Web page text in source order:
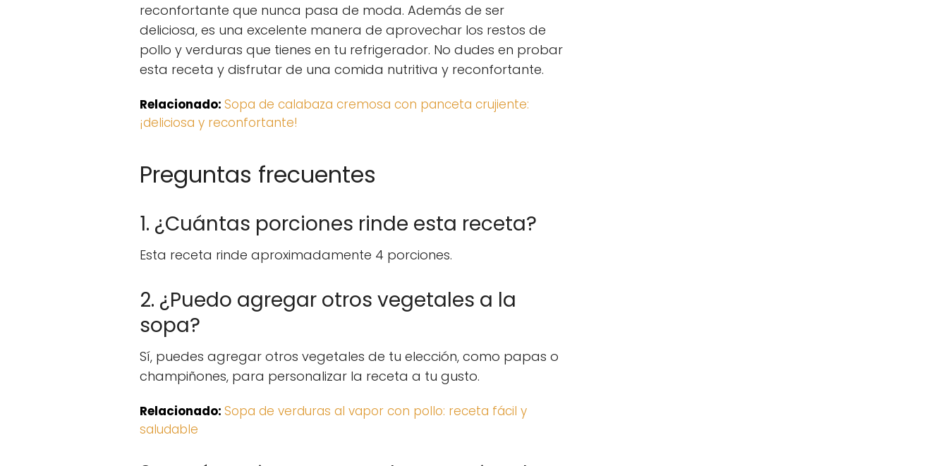
reconfortante que nunca pasa de moda. Además de ser
deliciosa, es una excelente manera de aprovechar los restos de
pollo y verduras que tienes en tu refrigerador. No dudes en probar
esta receta y disfrutar de una comida nutritiva y reconfortante.
Relacionado: Sopa de calabaza cremosa con panceta crujiente:
¡deliciosa y reconfortante!
Preguntas frecuentes
1. ¿Cuántas porciones rinde esta receta?
Esta receta rinde aproximadamente 4 porciones.
2. ¿Puedo agregar otros vegetales a la
sopa?
Sí, puedes agregar otros vegetales de tu elección, como papas o
champiñones, para personalizar la receta a tu gusto.
Relacionado: Sopa de verduras al vapor con pollo: receta fácil y
saludable